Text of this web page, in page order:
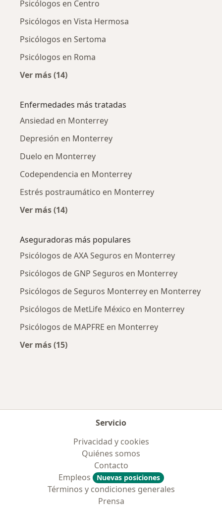
Psicólogos en Centro
Psicólogos en Vista Hermosa
Psicólogos en Sertoma
Psicólogos en Roma
Ver más (14)
Enfermedades más tratadas
Ansiedad en Monterrey
Depresión en Monterrey
Duelo en Monterrey
Codependencia en Monterrey
Estrés postraumático en Monterrey
Ver más (14)
Aseguradoras más populares
Psicólogos de AXA Seguros en Monterrey
Psicólogos de GNP Seguros en Monterrey
Psicólogos de Seguros Monterrey en Monterrey
Psicólogos de MetLife México en Monterrey
Psicólogos de MAPFRE en Monterrey
Ver más (15)
Servicio
Privacidad y cookies
Quiénes somos
Contacto
Empleos
Nuevas posiciones
Términos y condiciones generales
Prensa